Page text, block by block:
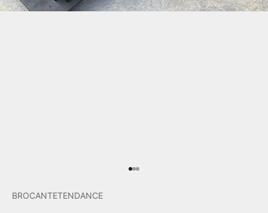
Aller à l'élément 1
Aller à l'élément 2
Aller à l'élément 3
BROCANTETENDANCE